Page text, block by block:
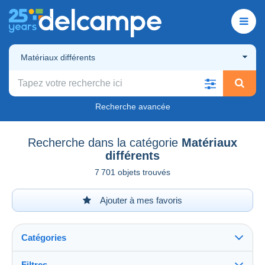
Matériaux différents
Recherche avancée
Recherche dans la catégorie Matériaux
différents
7 701 objets trouvés
Ajouter à mes favoris
Catégories